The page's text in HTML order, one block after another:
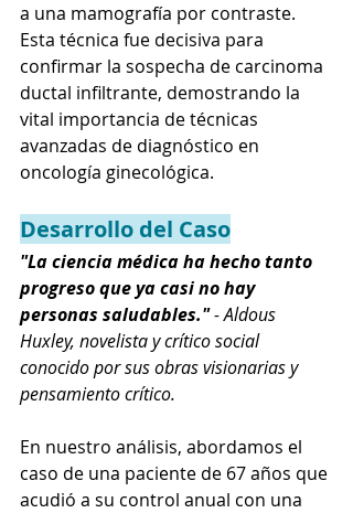
a una mamografía por contraste.
Esta técnica fue decisiva para
confirmar la sospecha de carcinoma
ductal infiltrante, demostrando la
vital importancia de técnicas
avanzadas de diagnóstico en
oncología ginecológica.
Desarrollo del Caso
"La ciencia médica ha hecho tanto
progreso que ya casi no hay
personas saludables." - Aldous
Huxley, novelista y crítico social
conocido por sus obras visionarias y
pensamiento crítico.
En nuestro análisis, abordamos el
caso de una paciente de 67 años que
acudió a su control anual con una